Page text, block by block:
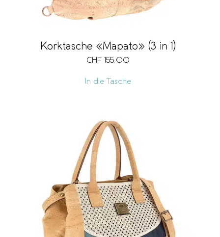
Korktasche «Mapato» (3 in 1)
CHF 155.00
In die Tasche